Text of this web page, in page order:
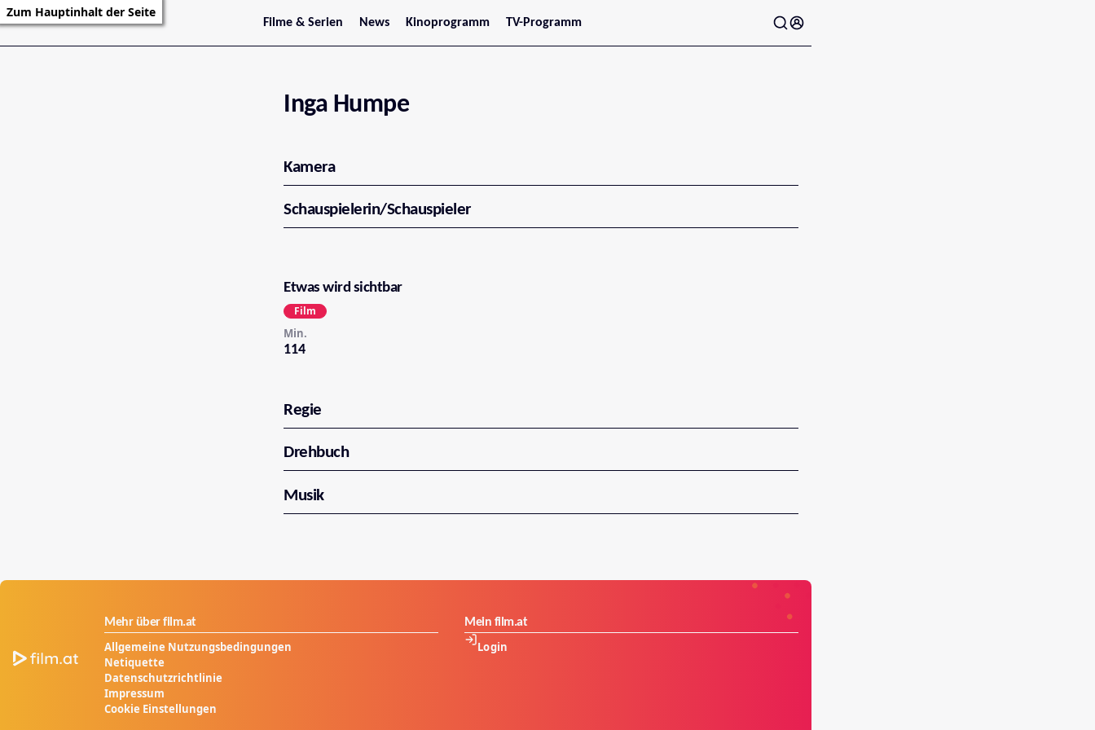
Zum Hauptinhalt der Seite
Filme & Serien
Trailer
Serienarchiv
News
Stars
Kinoprogramm
Jetzt im Kino
Tirol
Vorarlberg
TV-Programm
Inga Humpe
Kamera
Schauspielerin/Schauspieler
Etwas wird sichtbar
114
Min.
Film
Regie
Drehbuch
Musik
Mehr über film.at
Allgemeine Nutzungsbedingungen
Netiquette
Datenschutzrichtlinie
Impressum
Cookie Einstellungen
Mein film.at
Login